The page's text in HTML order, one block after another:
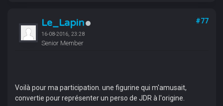
Le_Lapin
16-08-2016, 23:28
Senior Member
#77
Voilà pour ma participation. une figurine qui m'amusait,
convertie pour représenter un perso de JDR à l'origine.